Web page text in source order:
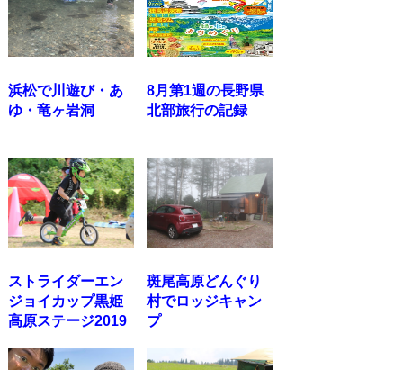
浜松で川遊び・あ
ゆ・竜ヶ岩洞
8月第1週の長野県
北部旅行の記録
ストライダーエン
ジョイカップ黒姫
高原ステージ2019
斑尾高原どんぐり
村でロッジキャン
プ